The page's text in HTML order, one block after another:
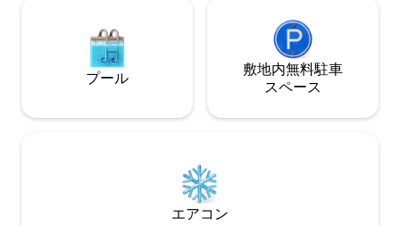
プール
敷地内無料駐⁠車
ス⁠ペ⁠ー⁠ス
エアコン